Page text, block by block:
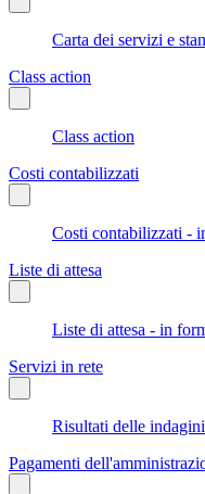
Carta dei servizi e
Class action
Class action
Costi contabilizzati
Costi contabilizzati -
Liste di attesa
Liste di attesa - in
Servizi in rete
Risultati delle
Pagamenti